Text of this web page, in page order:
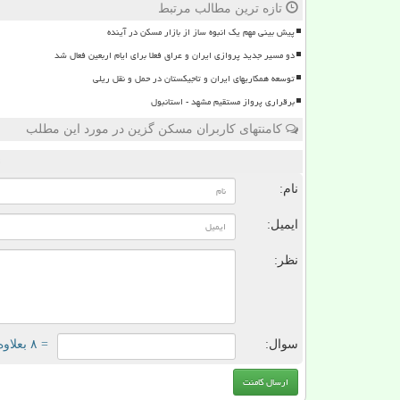
تازه ترین مطالب مرتبط
پیش بینی مهم یک انبوه ساز از بازار مسکن در آینده
دو مسیر جدید پروازی ایران و عراق فعلا برای ایام اربعین فعال شد
توسعه همکاریهای ایران و تاجیکستان در حمل و نقل ریلی
برقراری پرواز مستقیم مشهد - استانبول
کامنتهای کاربران مسکن گزین در مورد این مطلب
نام:
ایمیل:
نظر:
سوال: = ۸ بعلاوه ۳